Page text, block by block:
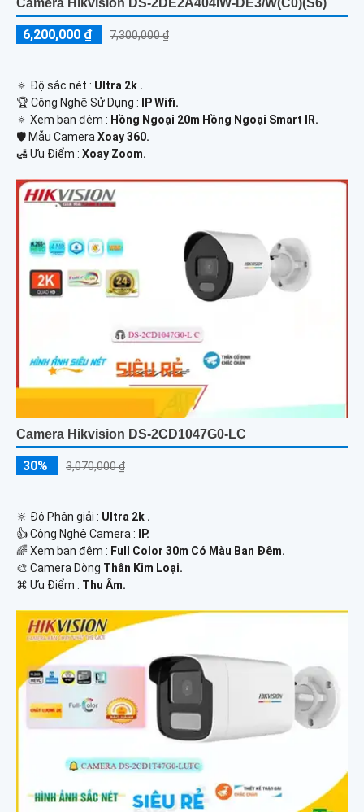
Camera Hikvision DS-2DE2A404IW-DE3/W(C0)(S6)
6,200,000 ₫ 7,300,000 ₫
🔅 Độ sắc nét : Ultra 2k .
🏆 Công Nghệ Sử Dụng :
IP Wifi.
🔅 Xem ban đêm : Hồng Ngoại 20m Hồng Ngoại Smart IR.
🛡 Mẫu Camera Xoay 360.
️🛃 Ưu Điểm : Xoay Zoom.
Camera Hikvision DS-2CD1047G0-LC
30% 3,070,000 ₫
🔆 Độ Phân giải : Ultra 2k .
👍 Công Nghệ Camera :
IP.
🌈 Xem ban đêm : Full Color 30m Có Màu Ban Đêm.
🎨 Camera Dòng Thân Kim Loại.
️⌘ Ưu Điểm : Thu Âm.